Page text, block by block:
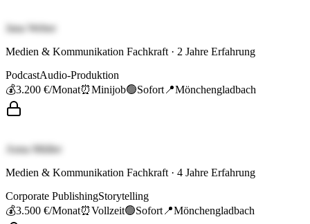
Jana Weber
Medien & Kommunikation Fachkraft · 2 Jahre Erfahrung
PodcastAudio-Produktion
💰3.200 €/Monat⏰Minijob🟢Sofort 📍Mönchengladbach
Anna Müller
Medien & Kommunikation Fachkraft · 4 Jahre Erfahrung
Corporate PublishingStorytelling
💰3.500 €/Monat⏰Vollzeit🟢Sofort 📍Mönchengladbach